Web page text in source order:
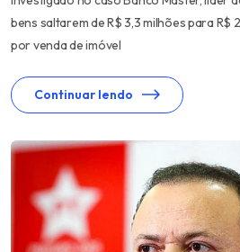
bens saltarem de R$ 3,3 milhões para R$
por venda de imóvel
Continuar lendo